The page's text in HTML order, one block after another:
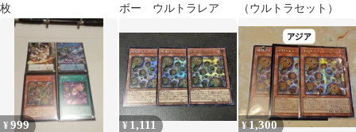
枚
ボー ウルトラレア
（ウルトラセット）
¥999 ¥1,111 ¥1,300